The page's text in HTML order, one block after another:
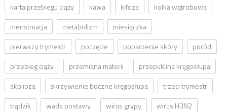
karta przebiegu ciąży
kawa kifoza
kolka wątrobowa
menstruacja
metabolizm
miesiączka
pierwszy trymestr
poczęcie poparzenie skóry
poród
przebieg ciąży
przemiana materii
przepuklina kręgosłupa
skolioza
skrzywienie boczne kręgosłupa
trzeci trymestr
trądzik
wada postawy wirus grypy
wirus H3N2